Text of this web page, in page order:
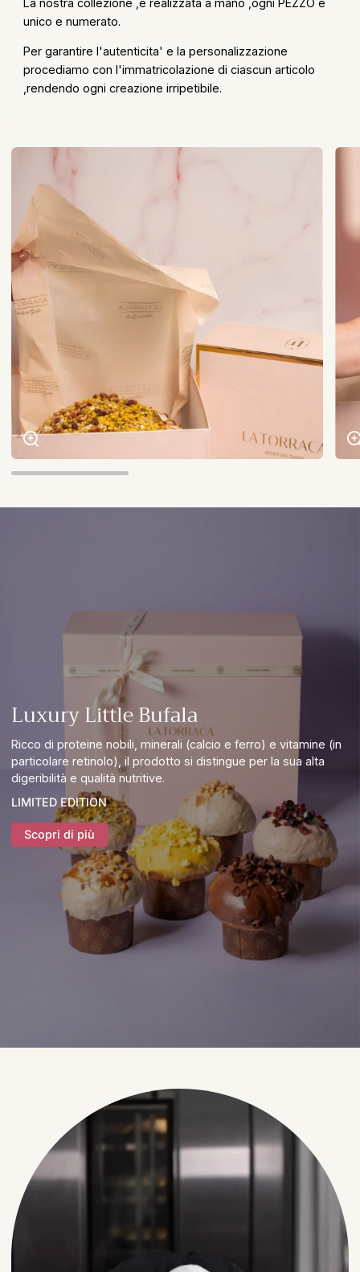
unico e numerato.
Per garantire l'autenticita' e la personalizzazione
procediamo con l'immatricolazione di ciascun articolo
,rendendo ogni creazione irripetibile.
Zoom
Luxury Little Bufala
Ricco di proteine nobili, minerali (calcio e ferro) e vitamine (in
particolare retinolo), il prodotto si distingue per la sua alta
digeribilità e qualità nutritive.
LIMITED EDITION
Scopri di più